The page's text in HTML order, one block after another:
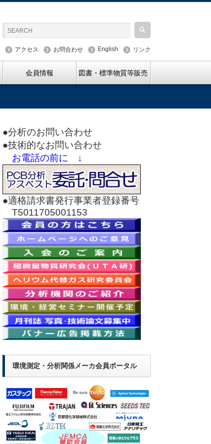
アクセス お問合わせ English リンク
会員情報 図書・標準物質等販売
●分析のお問い合わせ
●技術的なお問い合わせ
お電話の前に ↓
●適格請求書発行事業者登録番号
T5011705001153
環境測定・分析関係メーカ会員ポータル